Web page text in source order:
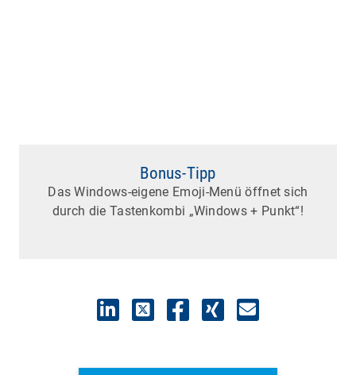
Bonus-Tipp
Das Windows-eigene Emoji-Menü öffnet sich
durch die Tastenkombi „Windows + Punkt“!